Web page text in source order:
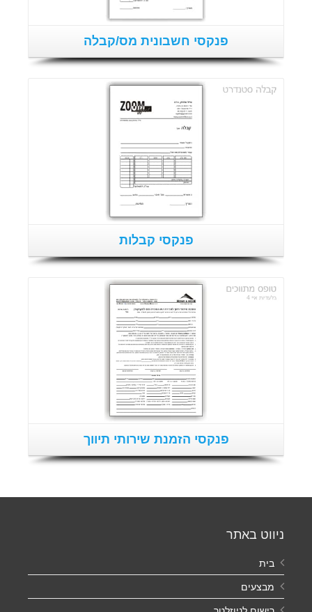
פנקסי חשבונית מס/קבלה
פנקסי קבלות
פנקסי הזמנת שירותי תיווך
ניווט באתר
בית
מבצעים